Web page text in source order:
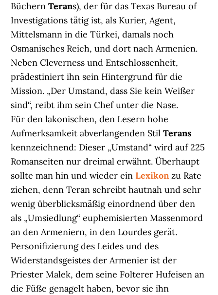
BüchernTerans), der für das Texas Bureau of
Investigations tätig ist, als Kurier, Agent,
Mittelsmann in die Türkei, damals noch
Osmanisches Reich, und dort nach Armenien.
Neben Cleverness und Entschlossenheit,
prädestiniert ihn sein Hintergrund für die
Mission. „Der Umstand, dass Sie kein Weißer
sind“, reibt ihm sein Chef unter die Nase.
Für den lakonischen, den Lesern hohe
Aufmerksamkeit abverlangenden StilTerans
kennzeichnend: Dieser „Umstand“ wird auf 225
Romanseiten nur dreimal erwähnt. Überhaupt
sollte man hin und wieder ein Lexikonzu Rate
ziehen, denn Teran schreibt hautnah und sehr
wenig überblicksmäßig einordnend über den
als „Umsiedlung“ euphemisierten Massenmord
an den Armeniern, in den Lourdes gerät.
Personifizierung des Leides und des
Widerstandsgeistes der Armenier ist der
Priester Malek, dem seine Folterer Hufeisen an
die Füße genagelt haben, bevor sie ihn